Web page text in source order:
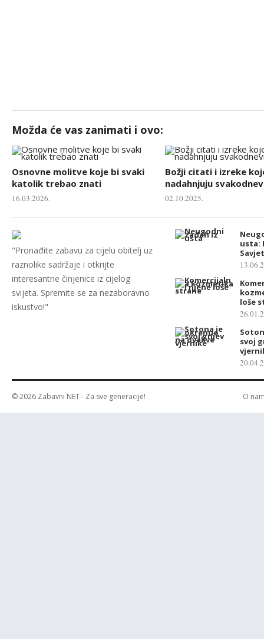
Možda će vas zanimati i ovo:
Osnovne molitve koje bi svaki
katolik trebao znati
16.03.2026.
Božji citati i izreke
nadahnjuju
02.10.2025.
"Pronađite zabavu za cijelu obitelj uz
raznolike sadržaje i otkrijte
interesantne činjenice iz cijelog
svijeta. Spremite se za nezaboravno
iskustvo!"
usta:
loše
svoj
© 2026 Zabavni NET- Za sve generacije! O